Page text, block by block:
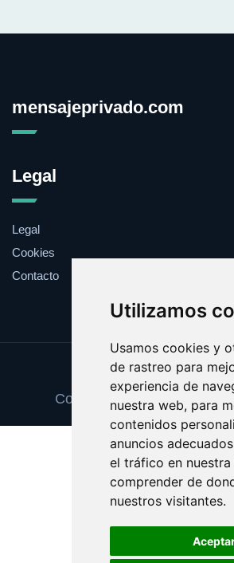
Utilizamos
Usamos cookies y
de rastreo para
experiencia de
nuestra web, para
contenidos
anuncios
el tráfico en
comprender de
nuestros visitantes.
mensajeprivado.com
Legal
Legal
Cookies
Contacto
Update cookies
Copyright © 2025